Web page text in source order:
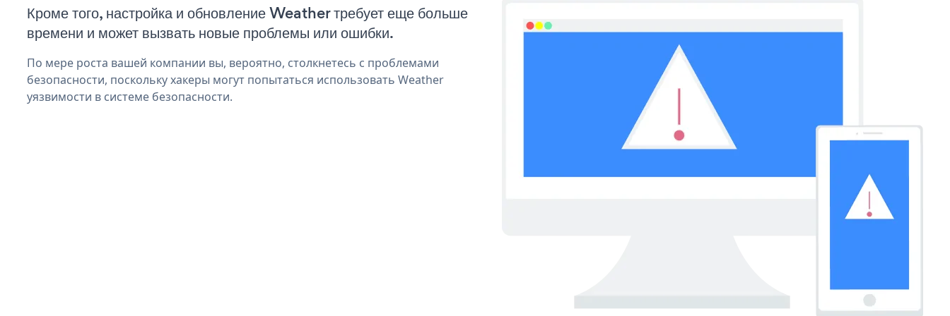
Кроме того, настройка и обновление Weather требует еще больше
времени и может вызвать новые проблемы или ошибки.
По мере роста вашей компании вы, вероятно, столкнетесь с проблемами
безопасности, поскольку хакеры могут попытаться использовать Weather
уязвимости в системе безопасности.